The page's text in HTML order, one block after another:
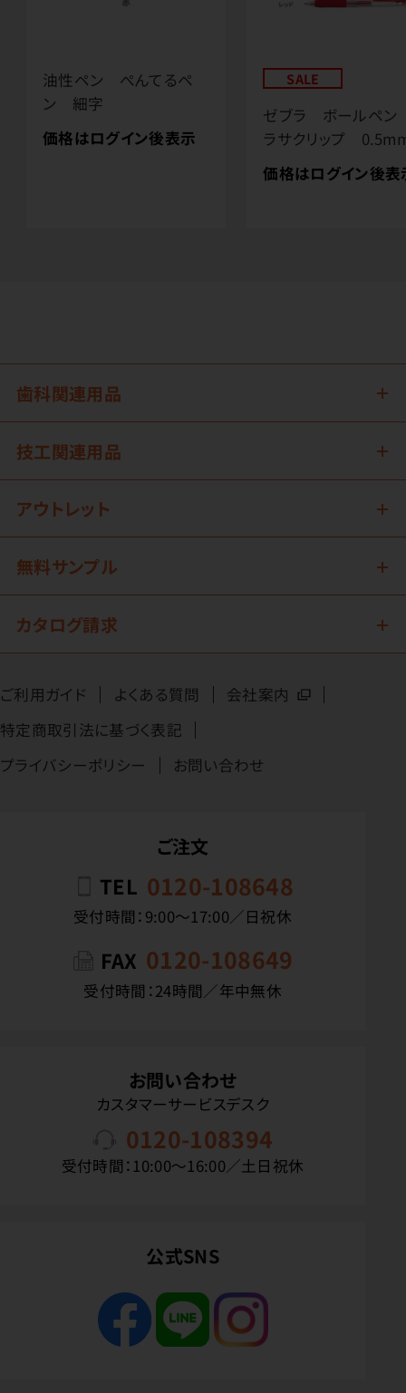
油性ペン ぺんてるペ
ン 細字
価格はログイン後表示
SALE
ゼブラ ボールペ
ラサクリップ
価格はログイン後表
歯科関連用品
技工関連用品
アウトレット
無料サンプル
カタログ請求
ご利用ガイド よくある質問
会社案内
特定商取引法に基づく表記
プライバシーポリシー
お問い合わせ
ご注文
TEL 0120-108648
受付時間：9:00〜17:00／日祝休
FAX 0120-108649
受付時間：24時間／年中無休
お問い合わせ
カスタマーサービスデスク
0120-108394
受付時間：10:00〜16:00／土日祝休
公式SNS